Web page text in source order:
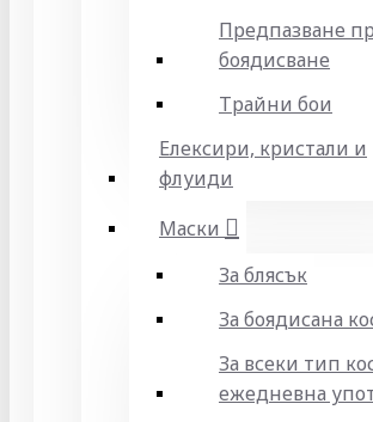
Предпазване
боядисване
Трайни бои
Елексири, кристали и
флуиди
Маски
За блясък
За боядисана
За всеки тип
ежедневна